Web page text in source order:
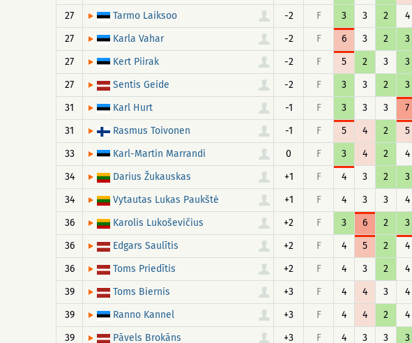
27
Tarmo Laiksoo -2 F 3 3 2 4
27
Karla Vahar -2 F 6 3 2 3
27
Kert Piirak -2 F 5 2 3 3
27
Sentis Geide -2 F 3 3 2 3
31
Karl Hurt -1 F 3 3 3 7
31
Rasmus Toivonen -1 F 5 4 2 5
33
Karl-Martin Marrandi 0 F 3 4 2 4
34
Darius Žukauskas +1 F 4 3 2 3
34
Vytautas Lukas Paukštė +1 F 4 3 3 4
36
Karolis Lukoševičius +2 F 3 6 2 3
36
Edgars Saulītis +2 F 4 5 2 4
36
Toms Priedītis +2 F 4 3 2 4
39
Toms Biernis +3 F 4 4 3 4
39
Ranno Kannel +3 F 4 4 2 4
39
Pāvels Brokāns +3 F 4 3 3 3